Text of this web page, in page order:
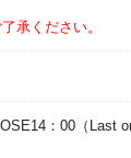
承ください。
：00（Last